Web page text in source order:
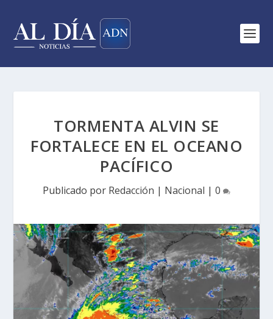
TORMENTA ALVIN SE
FORTALECE EN EL OCEANO
PACÍFICO
Publicado por Redacción | Nacional | 0